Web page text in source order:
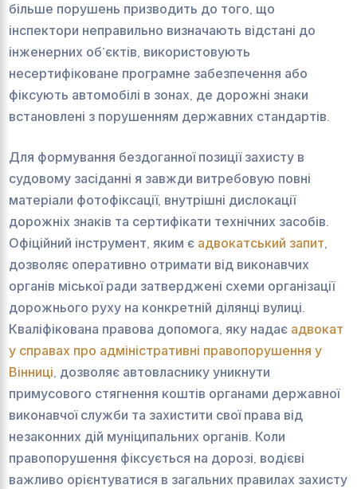
більше порушень призводить до того, що
інспектори неправильно визначають відстані до
інженерних об’єктів, використовують
несертифіковане програмне забезпечення або
фіксують автомобілі в зонах, де дорожні знаки
встановлені з порушенням державних стандартів.
Для формування бездоганної позиції захисту в
судовому засіданні я завжди витребовую повні
матеріали фотофіксації, внутрішні дислокації
дорожніх знаків та сертифікати технічних засобів.
Офіційний інструмент, яким є адвокатський запит,
дозволяє оперативно отримати від виконавчих
органів міської ради затверджені схеми організації
дорожнього руху на конкретній ділянці вулиці.
Кваліфікована правова допомога, яку надає адвокат
у справах про адміністративні правопорушення у
Вінниці, дозволяє автовласнику уникнути
примусового стягнення коштів органами державної
виконавчої служби та захистити свої права від
незаконних дій муніципальних органів. Коли
правопорушення фіксується на дорозі, водієві
важливо орієнтуватися в загальних правилах захисту